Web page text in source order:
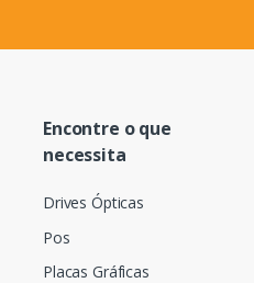
Encontre o que
necessita
Drives Ópticas
Pos
Placas Gráficas